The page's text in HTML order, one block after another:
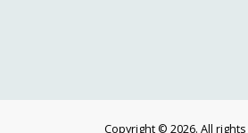
Copyright © 2026. All